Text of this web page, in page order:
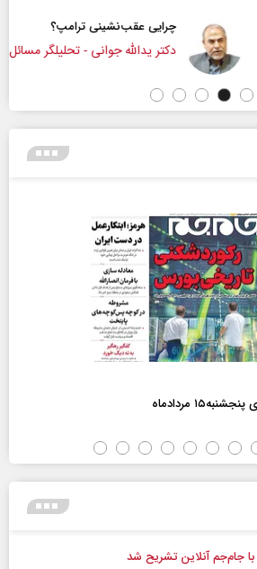
عقب‌نشینی ترامپ؟
یدالله جوانی - تحلیلگر مسائل سیاسی
مردادماه
جام‌جم آنلاین تشریح شد